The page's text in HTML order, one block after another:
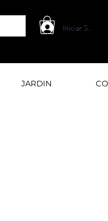
Iniciar Sesión
JARDIN